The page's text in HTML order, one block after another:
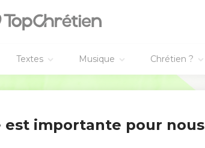
Textes Musique Chrétien ?
!
est importante pour nous